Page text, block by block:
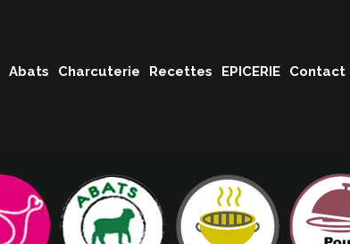
Abats Charcuterie Recettes EPICERIE Contact